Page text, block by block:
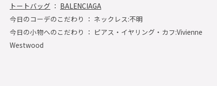
トートバッグ ： BALENCIAGA
今日のコーデのこだわり ： ネックレス:不明
今日の小物へのこだわり ： ピアス・イヤリング・カフ:Vivienne
Westwood